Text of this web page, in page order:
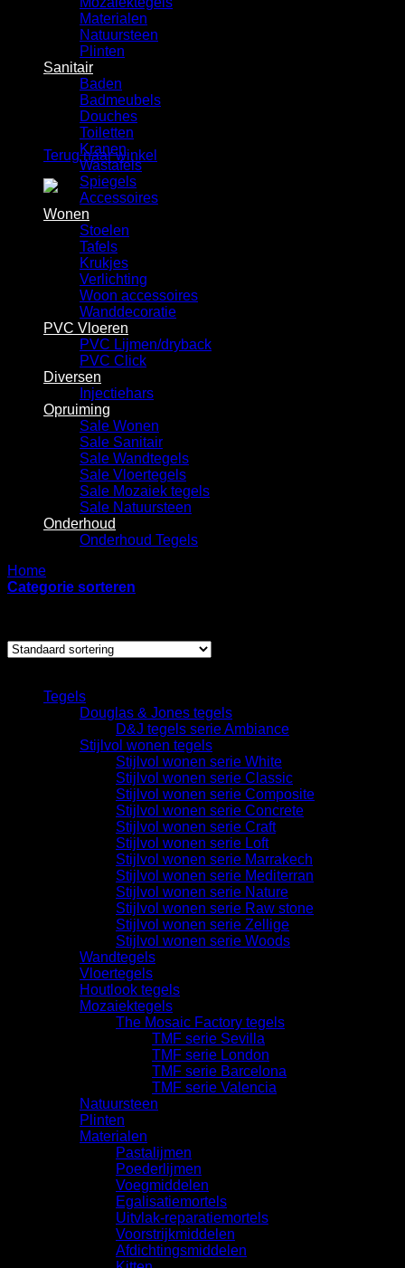
Winkelwagen
Geen producten in de winkelwagen.
Terug naar winkel
Materialen
Natuursteen
Plinten
Sanitair
Baden
Badmeubels
Douches
Toiletten
Kranen
Wastafels
Spiegels
Accessoires
Wonen
Stoelen
Tafels
Krukjes
Verlichting
Woon accessoires
Wanddecoratie
PVC Vloeren
PVC Lijmen/dryback
PVC Click
Diversen
Injectiehars
Opruiming
Sale Wonen
Sale Sanitair
Sale Wandtegels
Sale Vloertegels
Sale Mozaiek tegels
Sale Natuursteen
Onderhoud
Onderhoud Tegels
Home
Categorie sorteren
Tegels
Douglas & Jones tegels
D&J tegels serie Ambiance
Stijlvol wonen tegels
Stijlvol wonen serie White
Stijlvol wonen serie Classic
Stijlvol wonen serie Composite
Stijlvol wonen serie Concrete
Stijlvol wonen serie Craft
Stijlvol wonen serie Loft
Stijlvol wonen serie Marrakech
Stijlvol wonen serie Mediterran
Stijlvol wonen serie Nature
Stijlvol wonen serie Raw stone
Stijlvol wonen serie Zellige
Stijlvol wonen serie Woods
Wandtegels
Vloertegels
Houtlook tegels
Mozaiektegels
The Mosaic Factory tegels
TMF serie Sevilla
TMF serie London
TMF serie Barcelona
TMF serie Valencia
Natuursteen
Plinten
Materialen
Pastalijmen
Poederlijmen
Voegmiddelen
Egalisatiemortels
Uitvlak-reparatiemortels
Voorstrijkmiddelen
Afdichtingsmiddelen